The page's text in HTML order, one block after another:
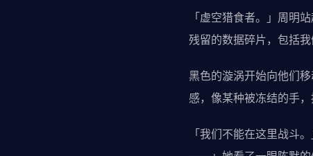
「虚空猎食者。」周明
残留的数据碎片，包括我
黑色的漩涡开始向他们
感，像某种被冻结的手，
「我们不能在这里战斗